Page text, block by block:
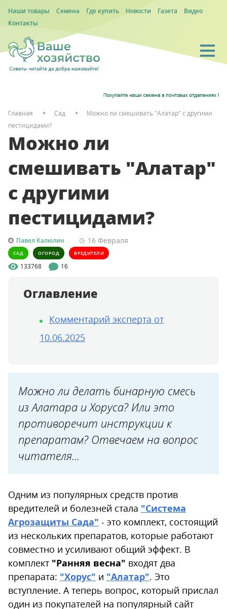
Наши товары Семена Где купить Новости Газета
Видео
Контакты
Главная Сад
Можно ли смешивать "Алатар" с другими
пестицидами?
Можно ли
смешивать "Алатар"
с другими
пестицидами?
Павел Калюлин 16 Февраля
САД ОГОРОД ВРЕДИТЕЛИ
133768 16
Оглавление
Комментарий эксперта от
10.06.2025
Можно ли делать бинарную смесь
из Алатара и Хоруса? Или это
противоречит инструкции к
препаратам? Отвечаем на вопрос
читателя...
Одним из популярных средств против
вредителей и болезней стала "Система
Агрозащиты Сада" - это комплект, состоящий
из нескольких препаратов, которые работают
сов­мест­но и усиливают общий эффект. В
комплект "Ранняя весна" входят два
препарата: "Хорус" и "Алатар". Это
вступление. А теперь вопрос, который прислал
один из покупателей на популярный сайт